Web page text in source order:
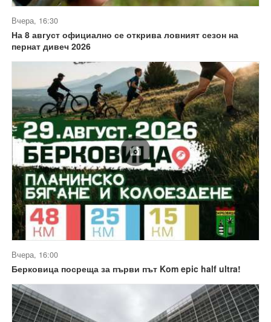
Вчера, 16:30
На 8 август официално се открива ловният сезон на
пернат дивеч 2026
Вчера, 16:00
Берковица посреща за първи път Kom epic half ultra!